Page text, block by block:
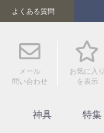
よくある質問
メール
問い合わせ
お気に入り
を表示
神具 特集